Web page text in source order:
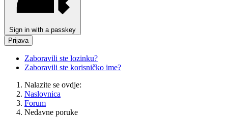
Sign in with a passkey
Prijava
Zaboravili ste lozinku?
Zaboravili ste korisničko ime?
Nalazite se ovdje:
Naslovnica
Forum
Nedavne poruke